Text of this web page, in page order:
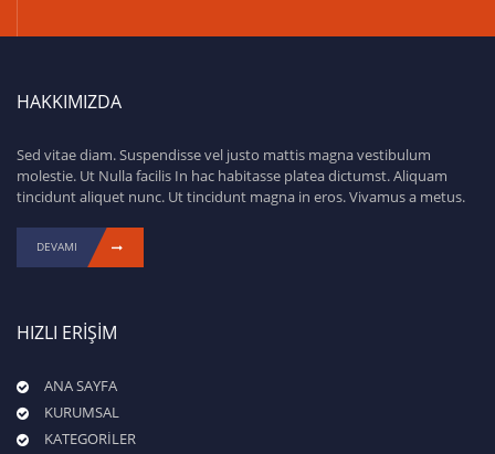
HAKKIMIZDA
Sed vitae diam. Suspendisse vel justo mattis magna vestibulum
molestie. Ut Nulla facilis In hac habitasse platea dictumst. Aliquam
tincidunt aliquet nunc. Ut tincidunt magna in eros. Vivamus a metus.
DEVAMI
HIZLI ERİŞİM
ANA SAYFA
KURUMSAL
KATEGORİLER